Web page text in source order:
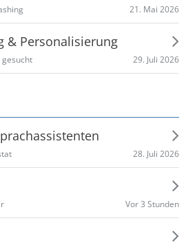
21. Mai 2026
& Personalisierung
29. Juli 2026
28. Juli 2026
Vor 3 Stunden